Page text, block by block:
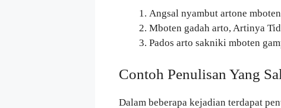
Angsal nyambut artone
Mboten gadah arto, Artinya
Pados arto sakniki mboten
Contoh Penulisan Yang
Dalam beberapa kejadian terdapat